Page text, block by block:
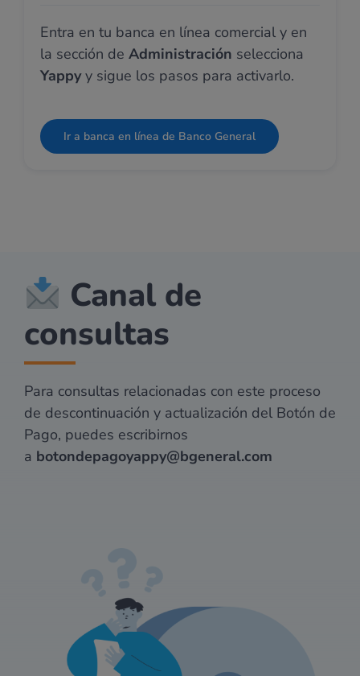
Entra en tu banca en línea comercial y en
la sección de Administración selecciona
Yappyy sigue los pasos para activarlo.
Ir a banca en línea de Banco General
Canal de
consultas
Para consultas relacionadas con este proceso
de descontinuación y actualización del Botón de
Pago, puedes escribirnos
a botondepagoyappy@bgeneral.com